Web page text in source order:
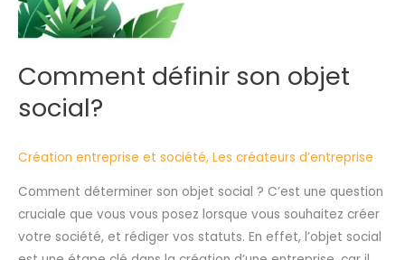
Comment définir son objet
social?
Création entreprise et société, Les créateurs d’entreprise
Comment déterminer son objet social ? C’est une question
cruciale que vous vous posez lorsque vous souhaitez créer
votre société, et rédiger vos statuts. En effet, l’objet social